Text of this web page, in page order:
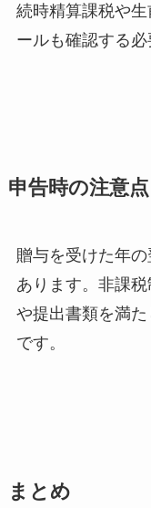
続時精算課税や
ールも確認する必
申告時の注意点
贈与を受けた年
あります。非課
や提出書類を満
です。
まとめ